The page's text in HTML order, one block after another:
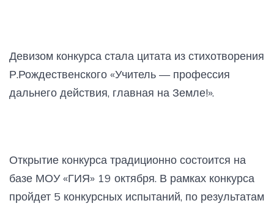
Девизом конкурса стала цитата из стихотворения
Р.Рождественского «Учитель — профессия
дальнего действия, главная на Земле!».
Открытие конкурса традиционно состоится на
базе МОУ «ГИЯ» 19 октября. В рамках конкурса
пройдет 5 конкурсных испытаний, по результатам